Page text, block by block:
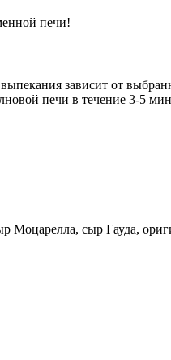
печи!
зависит от
печи в течение 3-5
Моцарелла, сыр Гауда,